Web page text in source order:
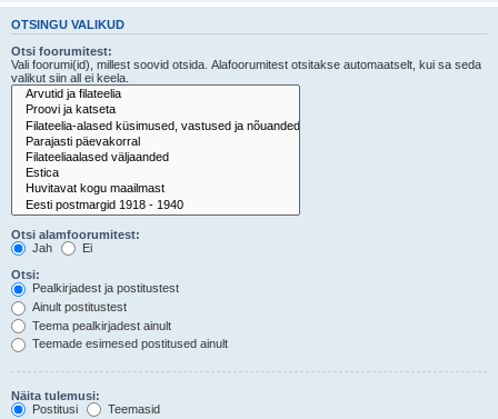
OTSINGU VALIKUD
Otsi foorumitest:
Vali foorumi(id), millest soovid otsida. Alafoorumitest otsitakse automaatselt, kui sa seda
valikut siin all ei keela.
Otsi alamfoorumitest:
Jah
Ei
Otsi:
Pealkirjadest ja postitustest
Ainult postitustest
Teema pealkirjadest ainult
Teemade esimesed postitused ainult
Näita tulemusi:
Postitusi
Teemasid